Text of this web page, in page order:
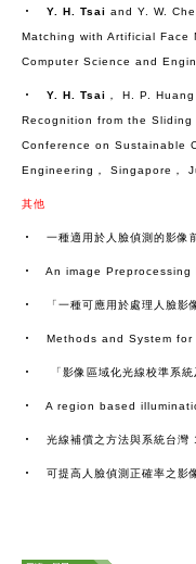
‧ Y. H. Tsai and Y. W.
Matching with Artificial Face
Computer Science and
‧ Y. H. Tsai ， H. P.
Recognition from the
Conference on Sustainable
Engineering， Singapore，
其他
‧ 一種適用於人臉偵測的影像
‧ An image Preprocessing
‧ 「一種可應用於處理人臉影
‧ Methods and System for
‧ 「影像區域化光線校準系統
‧ A region based
‧ 光線補償之方法與系統台灣
‧ 可提高人臉偵測正確率之影